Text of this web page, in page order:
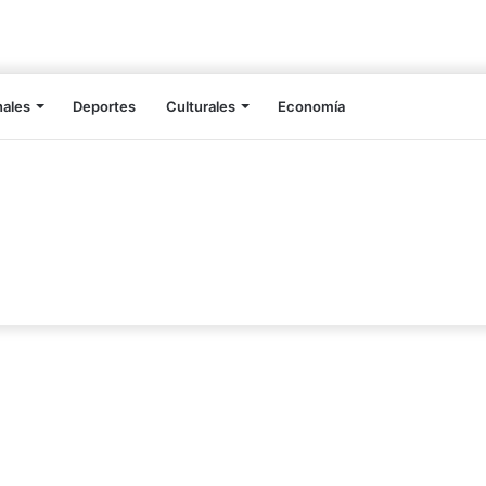
Deportes Culturales Economía